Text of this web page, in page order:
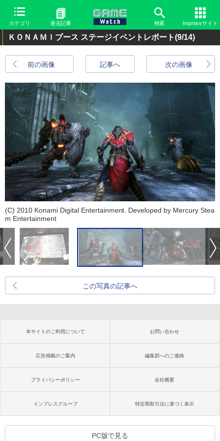
カテゴリ 過去記事 検索 Impressサイト
ＫＯＮＡＭＩブース ステージイベントレポート(9/14)
前の画像 次の画像
記事へ
(C) 2010 Konami Digital Entertainment. Developed by Mercury Stea
m Entertainment
この写真の記事へ
本サイトのご利用について お問い合わせ
広告掲載のご案内 編集部へのご連絡
プライバシーポリシー 会社概要
インプレスグループ 特定商取引法に基づく表示
PC版で見る